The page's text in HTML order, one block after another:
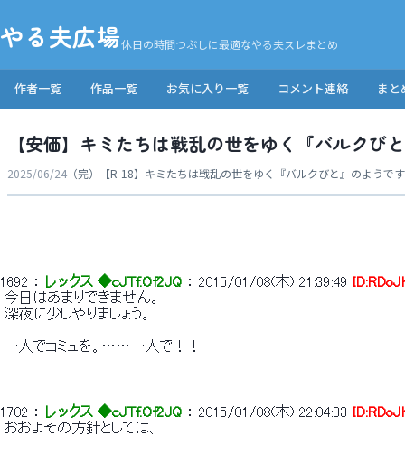
やる夫広場休日の時間つぶしに最適なやる夫スレまとめ
作者一覧 作品一覧 お気に入り一覧 コメント連絡 まと
【安価】キミたちは戦乱の世をゆく『バルク
2025/06/24 （完）【R-18】キミたちは戦乱の世をゆく『バルクびと』のようで
1692 ： レックス ◆cJTf.Of2JQ ： 2015/01/08(木) 21:39:49
今日はあまりできません。
深夜に少しやりましょう。
一人でコミュを。……一人で！！
1702 ： レックス ◆cJTf.Of2JQ ： 2015/01/08(木) 22:04:33
おおよその方針としては、